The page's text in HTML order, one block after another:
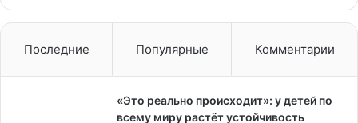
момент
Последние Популярные Комментарии
«Это реально происходит»: у детей по
всему миру растёт устойчивость